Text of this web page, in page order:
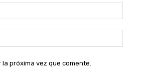
web:
próxima vez que comente.